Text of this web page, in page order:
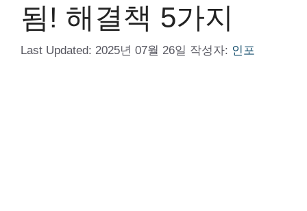
됨! 해결책 5가지
Last Updated: 2025년 07월 26일 작성자: 인포